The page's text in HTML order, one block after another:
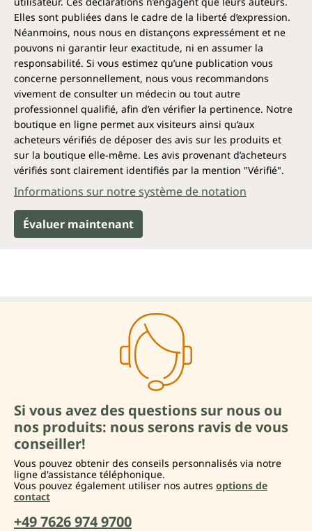
Elles sont publiées dans le cadre de la liberté d’expression.
Néanmoins, nous nous en distançons expressément et ne
pouvons ni garantir leur exactitude, ni en assumer la
responsabilité. Si vous estimez qu’une publication vous
concerne personnellement, nous vous recommandons
vivement de consulter un médecin ou tout autre
professionnel qualifié, afin d’en vérifier la pertinence. Notre
boutique en ligne permet aux visiteurs ainsi qu’aux
acheteurs vérifiés de déposer des avis sur les produits et
sur la boutique elle-même. Les avis provenant d’acheteurs
vérifiés sont clairement identifiés par la mention "Vérifié".
Informations sur notre système de notation
Évaluer maintenant
Si vous avez des questions sur nous ou
nos produits: nous serons ravis de vous
conseiller!
Vous pouvez obtenir des conseils personnalisés via notre
ligne d'assistance téléphonique.
Vous pouvez également utiliser nos autres options de
contact
+49 7626 974 9700